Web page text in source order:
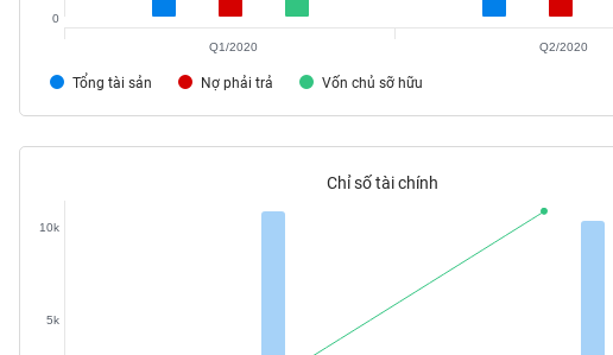
Tổng tài sản Nợ phải trả Vốn chủ sỡ hữu
0
Q1/2020 Q2/2020
Chỉ số tài chính
5k
10k
CÔNG
YẾU